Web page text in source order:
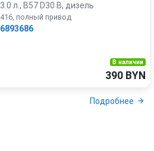
3.0 л., B57 D30 B, дизель
416, полный привод
6893686
В наличии
390 BYN
Подробнее